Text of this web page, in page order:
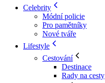
Celebrity
Módní policie
Pro pamětníky
Nové tváře
Lifestyle
Cestování
Destinace
Rady na cesty